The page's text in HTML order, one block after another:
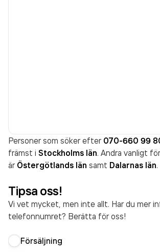
Personer som söker efter 070-660 99
främst i Stockholms län. Andra vanligt
är Östergötlands län samt Dalarnas län.
Tipsa oss!
Vi vet mycket, men inte allt. Har du mer
telefonnumret? Berätta för oss!
Försäljning